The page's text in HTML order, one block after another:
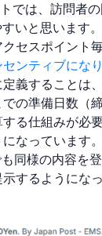
では、訪問者
いと思います。
セスポイント
ンティブにな
義することは
の準備日数（
る仕組みが必
なっています
同様の内容を
するようになっ